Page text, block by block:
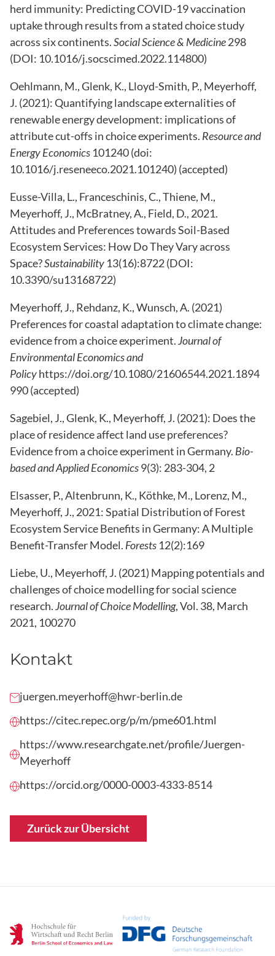
herd immunity: Predicting COVID-19 vaccination
uptake through results from a stated choice study
across six continents.Social Science & Medicine298
(DOI: 10.1016/j.socscimed.2022.114800)
Oehlmann, M., Glenk, K., Lloyd-Smith, P., Meyerhoff,
J. (2021): Quantifying landscape externalities of
renewable energy development: implications of
attribute cut-offs in choice experiments. Resource and
Energy Economics 101240 (doi:
10.1016/j.reseneeco.2021.101240) (accepted)
Eusse-Villa, L., Franceschinis, C., Thiene, M.,
Meyerhoff, J., McBratney, A., Field, D., 2021.
Attitudes and Preferences towards Soil-Based
Ecosystem Services: How Do They Vary across
Space?Sustainability 13(16):8722 (DOI:
10.3390/su13168722)
Meyerhoff, J., Rehdanz, K., Wunsch, A. (2021)
Preferences for coastal adaptation to climate change:
evidence from a choice experiment.Journal of
Environmental Economics and
Policyhttps://doi.org/10.1080/21606544.2021.1894
990 (accepted)
Sagebiel, J., Glenk, K., Meyerhoff, J. (2021): Does the
place of residence affect land use preferences?
Evidence from a choice experiment in Germany. Bio-
based and Applied Economics9(3): 283-304, 2
Elsasser, P., Altenbrunn, K., Köthke, M., Lorenz, M.,
Meyerhoff, J., 2021: Spatial Distribution of Forest
Ecosystem Service Benefits in Germany: A Multiple
Benefit-Transfer Model. Forests 12(2):169
Liebe, U., Meyerhoff, J. (2021) Mapping potentials and
challenges of choice modelling for social science
research.Journal of Choice Modelling, Vol. 38, March
2021, 100270
Kontakt
juergen.meyerhoff@hwr-berlin.de
https://citec.repec.org/p/m/pme601.html
https://www.researchgate.net/profile/Juergen-
Meyerhoff
https://orcid.org/0000-0003-4333-8514
Zurück zur Übersicht